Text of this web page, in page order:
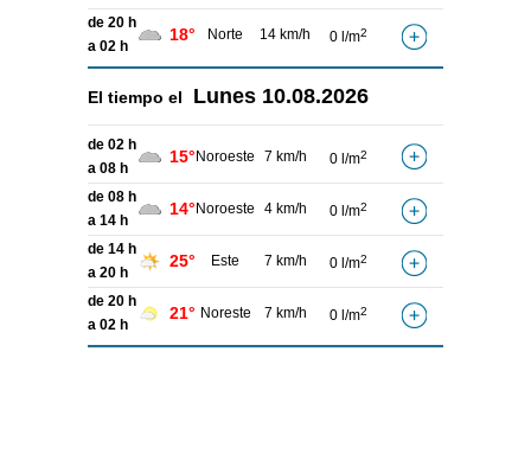
de 20 h
a 02 h
18° Norte 14 km/h 0 l/m2
El tiempo el Lunes 10.08.2026
de 02 h
a 08 h
15° Noroeste 7 km/h 0 l/m2
de 08 h
a 14 h
14° Noroeste 4 km/h 0 l/m2
de 14 h
a 20 h
25° Este 7 km/h 0 l/m2
de 20 h
a 02 h
21° Noreste 7 km/h 0 l/m2